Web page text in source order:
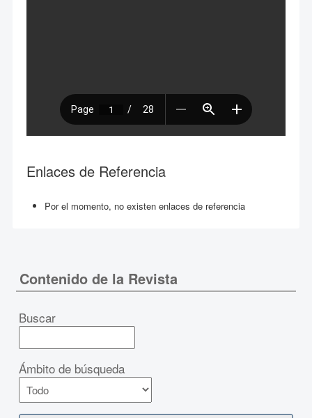
Enlaces de Referencia
Por el momento, no existen enlaces de referencia
Contenido de la Revista
Buscar
Ámbito de búsqueda